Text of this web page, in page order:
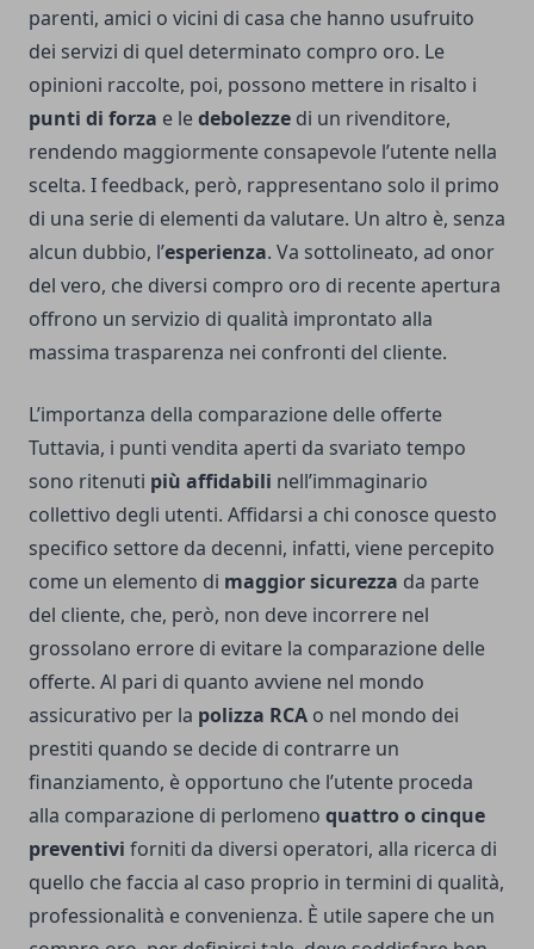
parenti, amici o vicini di casa che hanno usufruito
dei servizi di quel determinato compro oro. Le
opinioni raccolte, poi, possono mettere in risalto i
punti di forza e ledebolezze di un rivenditore,
rendendo maggiormente consapevole l’utente nella
scelta. I feedback, però, rappresentano solo il primo
di una serie di elementi da valutare. Un altro è, senza
alcun dubbio, l’esperienza. Va sottolineato, ad onor
del vero, che diversi compro oro di recente apertura
offrono un servizio di qualità improntato alla
massima trasparenza nei confronti del cliente.
L’importanza della comparazione delle offerte
Tuttavia, i punti vendita aperti da svariato tempo
sono ritenuti più affidabili nell’immaginario
collettivo degli utenti. Affidarsi a chi conosce questo
specifico settore da decenni, infatti, viene percepito
come un elemento di maggior sicurezza da parte
del cliente, che, però, non deve incorrere nel
grossolano errore di evitare la comparazione delle
offerte. Al pari di quanto avviene nel mondo
assicurativo per la polizza RCA o nel mondo dei
prestiti quando se decide di contrarre un
finanziamento, è opportuno che l’utente proceda
alla comparazione di perlomeno quattro o cinque
preventivi forniti da diversi operatori, alla ricerca di
quello che faccia al caso proprio in termini di qualità,
professionalità e convenienza. È utile sapere che un